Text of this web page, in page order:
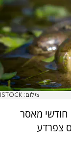
צילום: ISTOCK
חודשי מאסר
צפרדע